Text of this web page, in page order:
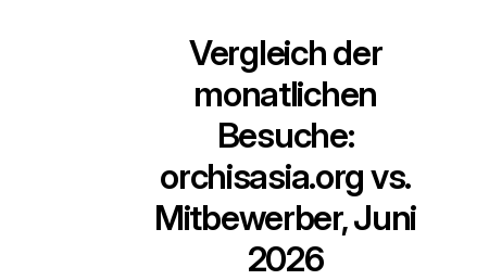
Vergleich der
monatlichen
Besuche:
orchisasia.orgvs.
Mitbewerber, Juni
2026